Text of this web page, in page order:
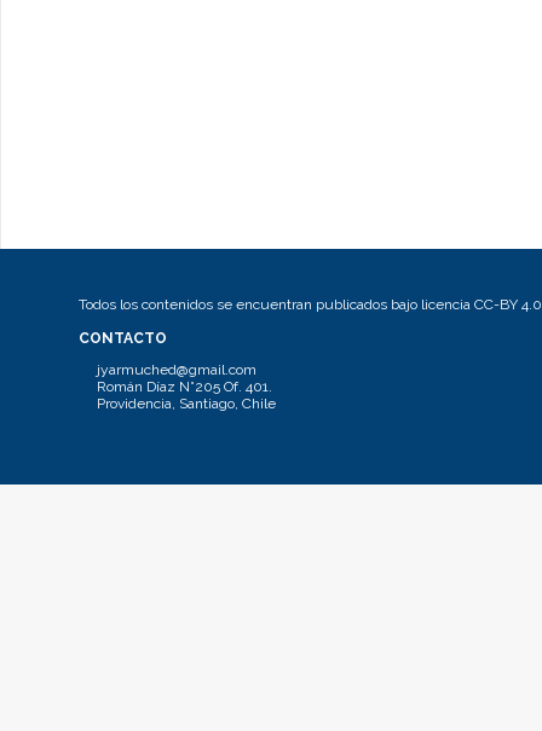
Todos los contenidos se encuentran publicados bajo licencia CC-BY 4.0
CONTACTO
jyarmuched@gmail.com
Román Díaz N°205 Of. 401.
Providencia, Santiago, Chile